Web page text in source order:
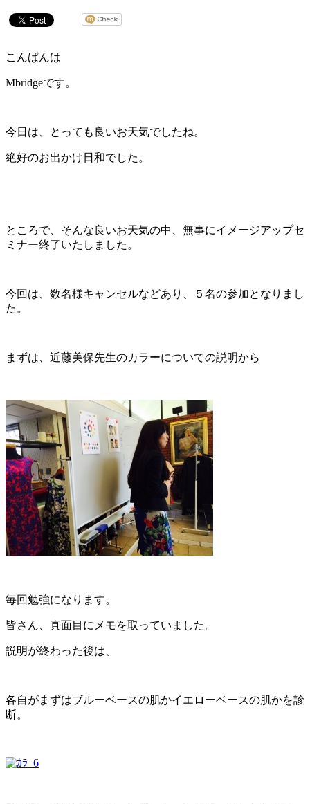
こんばんは
Mbridgeです。
今日は、とっても良いお天気でしたね。
絶好のお出かけ日和でした。
ところで、そんな良いお天気の中、無事にイメージアップセ
ミナー終了いたしました。
今回は、数名様キャンセルなどあり、５名の参加となりまし
た。
まずは、近藤美保先生のカラーについての説明から
毎回勉強になります。
皆さん、真面目にメモを取っていました。
説明が終わった後は、
各自がまずはブルーベースの肌かイエローベースの肌かを診
断。